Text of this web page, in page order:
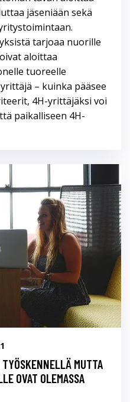
jäseniään sekä
tarjoaa nuorille
aloittaa
tuoreelle
– kuinka pääsee
4H-yrittäjäksi voi
paikalliseen 4H-
MUTTA
OVAT OLEMASSA